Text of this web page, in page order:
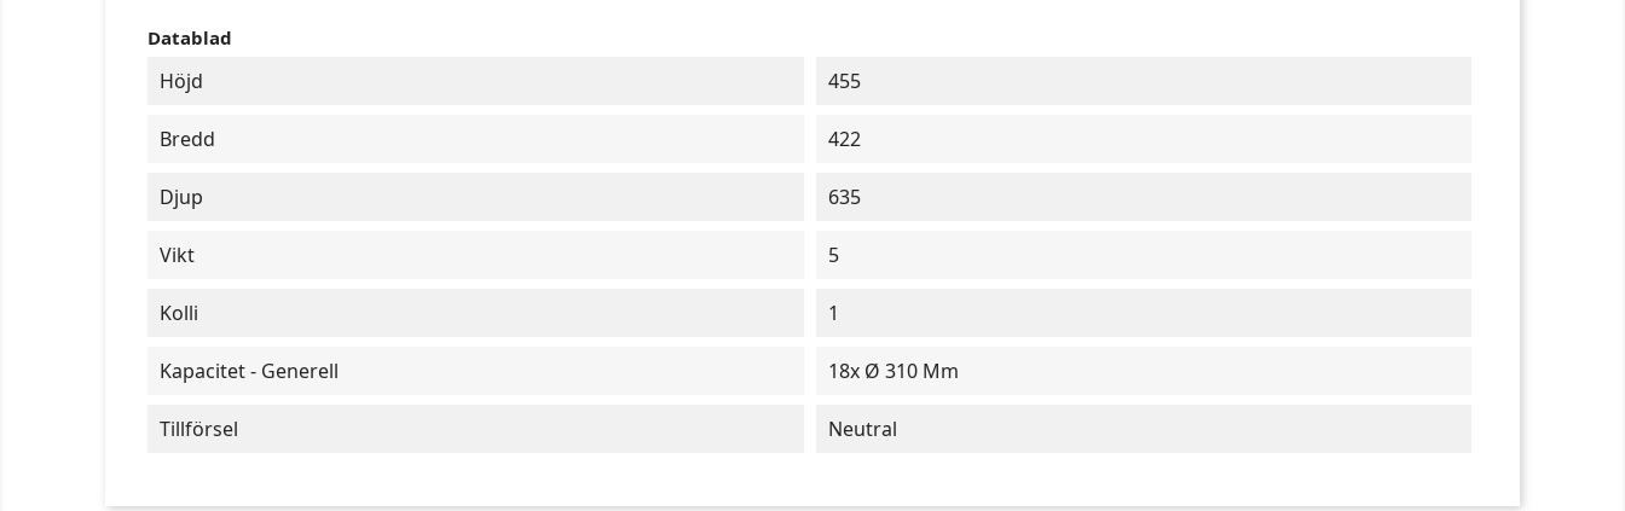
Datablad
Höjd 455
Bredd 422
Djup 635
Vikt 5
Kolli 1
Kapacitet - Generell 18x Ø 310 Mm
Tillförsel Neutral